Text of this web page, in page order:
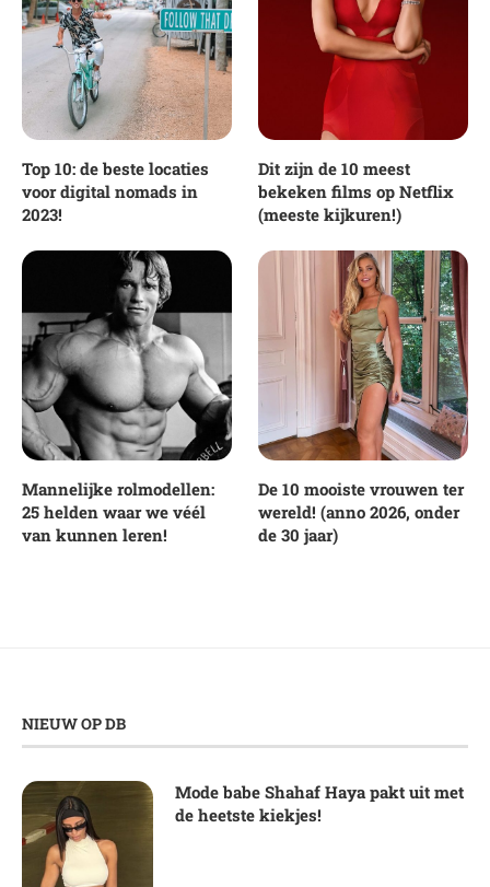
Top 10: de beste locaties
voor digital nomads in
2023!
Dit zijn de 10 meest
bekeken films op Netflix
(meeste kijkuren!)
Mannelijke rolmodellen:
25 helden waar we véél
van kunnen leren!
De 10 mooiste vrouwen ter
wereld! (anno 2026, onder
de 30 jaar)
NIEUW OP DB
Mode babe Shahaf Haya pakt uit met
de heetste kiekjes!